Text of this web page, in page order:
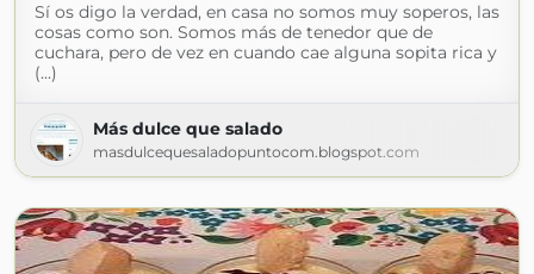
Sí os digo la verdad, en casa no somos muy soperos, las
cosas como son. Somos más de tenedor que de
cuchara, pero de vez en cuando cae alguna sopita rica y
(...)
Más dulce que salado
masdulcequesaladopuntocom.blogspot.com